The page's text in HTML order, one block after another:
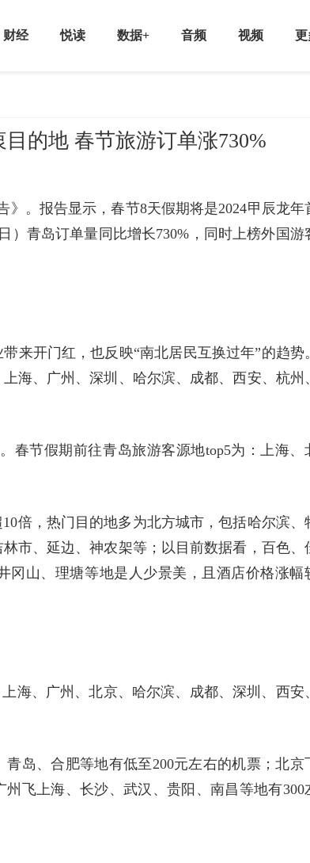
财经 悦读 数据+ 音频 视频 更
的地 春节旅游订单涨730%
》。报告显示，春节8天假期将是2024甲辰龙年
）青岛订单量同比增长730%，同时上榜外国游
来开门红，也反映“南北居民互换过年”的趋势。
海、广州、深圳、哈尔滨、成都、西安、杭州、
春节假期前往青岛旅游客源地top5为：上海、
倍，热门目的地多为北方城市，包括哈尔滨、
市、延边、神农架等；以目前数据看，百色、
冈山、理塘等地是人少景美，且酒店价格涨幅
海、广州、北京、哈尔滨、成都、深圳、西安、
岛、合肥等地有低至200元左右的机票；北京
飞上海、长沙、武汉、贵阳、南昌等地有300